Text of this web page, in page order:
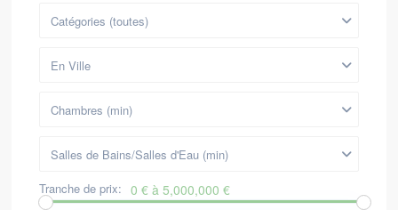
Catégories (toutes)
En Ville
Chambres (min)
Salles de Bains/Salles d'Eau (min)
Tranche de prix: 0 € à 5,000,000 €